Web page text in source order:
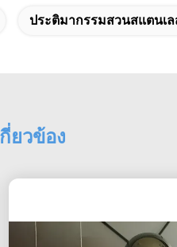
ประติมากรรมสวนสแตนเล
ยวข้อง